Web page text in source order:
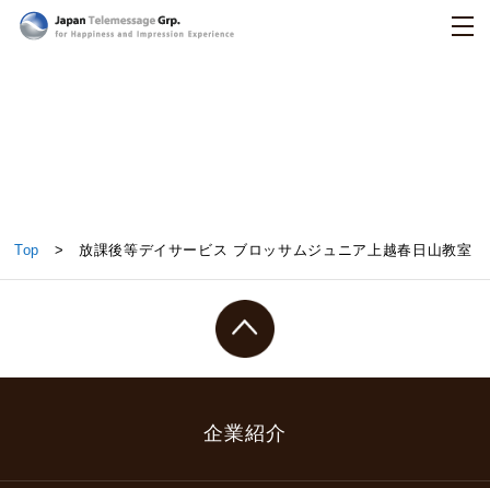
放課後等デイサービス ブロッサムジュニア上越春日
Top > 放課後等デイサービス ブロッサムジュニア上越春日山教室
企業紹介